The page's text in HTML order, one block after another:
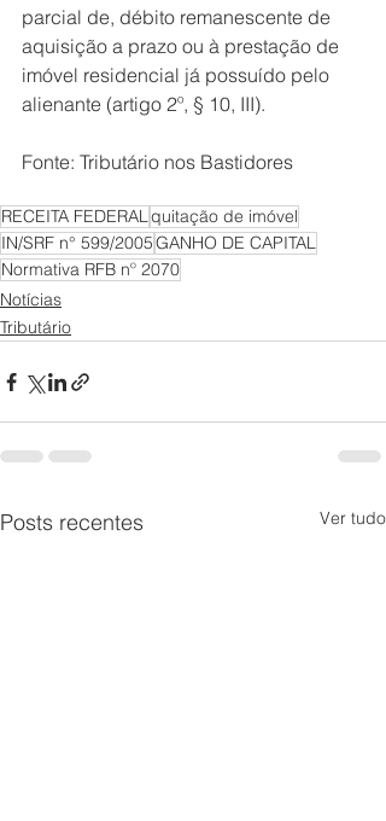
parcial de, débito remanescente de
aquisição a prazo ou à prestação de
imóvel residencial já possuído pelo
alienante (artigo 2º, § 10, III).
Fonte: Tributário nos Bastidores
RECEITA FEDERALquitação de imóvel
IN/SRF n° 599/2005GANHO DE CAPITAL
Normativa RFB nº 2070
Notícias
Tributário
Posts recentes Ver tudo